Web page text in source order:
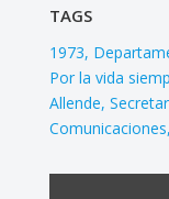
TAGS
1973
Por la vida
Allende
Comunicaciones